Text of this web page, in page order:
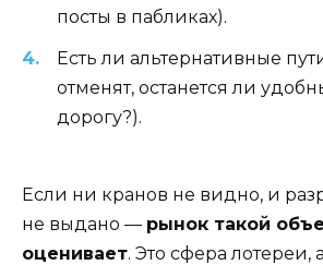
посты в пабликах).
Есть ли альтернативные
отменят, останется ли
дорогу?).
Если ни кранов не видно, и
не выдано — рынок такой
оценивает. Это сфера лотереи,